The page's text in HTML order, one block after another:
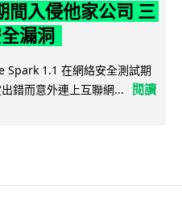
間入侵他家公司 三
漏洞
Spark 1.1 在網絡安全測試期
錯而意外連上互聯網...
閱讀